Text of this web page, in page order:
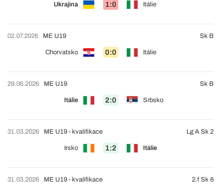
Ukrajina 1:0 Itálie
02.07.2026
Chorvatsko 0:0 Itálie
ME U19 Sk B
29.06.2026
Itálie 2:0 Srbsko
ME U19 Sk B
31.03.2026
Irsko 1:2 Itálie
ME U19 - kvalifikace Lg A Sk 2
31.03.2026 ME U19 - kvalifikace 2.f Sk 6